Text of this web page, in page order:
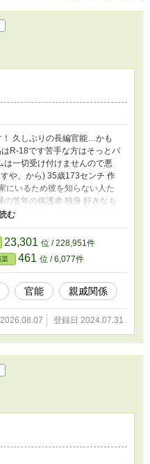
久しぶりの長編官能…かも
R-18です苦手な方はそっとバ
は一切受け付けませんので悪
や、から) 35歳173センチ 作
にいるため彼を知らない人た
笠年の保護者 独身 好きなも
嫌いなものは、無礼な人、
かさね) 21歳158センチ 同居
手際がよく特に犬の世話が得
に遭っており一人ぼっちに
ン、カ○ピス 嫌いなものは、
(いばらみち、みつ) 28歳150セ
亡人で五人の子供がいる 厳し
ツンデレ 好きなものは、無い
トレス
23,301 位 / 228,951件
楽 461 位 / 6,077件
官能 親戚関係
登録日 2024.07.31